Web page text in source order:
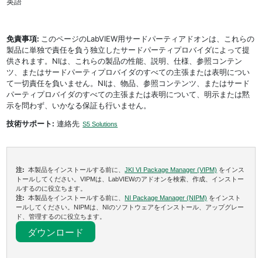
免責事項: このページのLabVIEW用サードパーティアドオンは、これらの
製品に単独で責任を負う独立したサードパーティプロバイダによって提
供されます。NIは、これらの製品の性能、説明、仕様、参照コンテン
ツ、またはサードパーティプロバイダのすべての主張または表明につい
て一切責任を負いません。NIは、物品、参照コンテンツ、またはサード
パーティプロバイダのすべての主張または表明について、明示または黙
示を問わず、いかなる保証も行いません。
技術サポート: 連絡先 S5 Solutions
注:本製品をインストールする前に、JKI VI Package Manager (VIPM) をインス
トールしてください。VIPMは、LabVIEWのアドオンを検索、作成、インストー
ルするのに役立ちます。
注:本製品をインストールする前に、 NI Package Manager (NIPM) をインスト
ールしてください。NIPMは、NIのソフトウェアをインストール、アップグレー
ド、管理するのに役立ちます。
ダウンロード